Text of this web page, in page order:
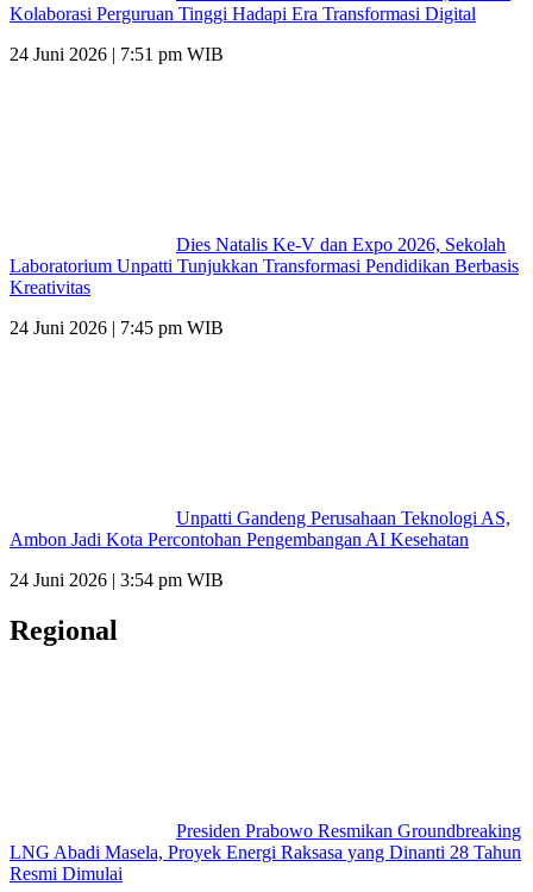
Kolaborasi Perguruan Tinggi Hadapi Era Transformasi Digital
24 Juni 2026 | 7:51 pm WIB
Dies Natalis Ke-V dan Expo 2026, Sekolah
Laboratorium Unpatti Tunjukkan Transformasi Pendidikan Berbasis
Kreativitas
24 Juni 2026 | 7:45 pm WIB
Unpatti Gandeng Perusahaan Teknologi AS,
Ambon Jadi Kota Percontohan Pengembangan AI Kesehatan
24 Juni 2026 | 3:54 pm WIB
Regional
Presiden Prabowo Resmikan Groundbreaking
LNG Abadi Masela, Proyek Energi Raksasa yang Dinanti 28 Tahun
Resmi Dimulai